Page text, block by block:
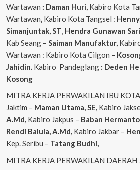
Wartawan : Daman Huri, Kabiro Kota
Wartawan, Kabiro Kota Tangsel : Henny,
Simanjuntak, ST, Hendra Gunawan
Kab Seang– Saiman Manufaktur,
Wartawan : Kabiro Kota Cilgon –
Jahidin. Kabiro Pandeglang : Deden
Kosong
MITRA KERJA PERWAKILAN IBU
Jaktim – Maman Utama, SE, Kabiro
A.Md, Kabiro Jakpus – Baban Hermanto,
Rendi Balula, A.Md, Kabiro Jakbar –
Kep. Seribu – Tatang Budhi,
MITRA KERJA PERWAKILAN DAERAH